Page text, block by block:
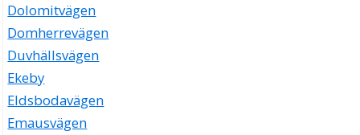
Dolomitvägen
Domherrevägen
Duvhällsvägen
Ekeby
Eldsbodavägen
Emausvägen